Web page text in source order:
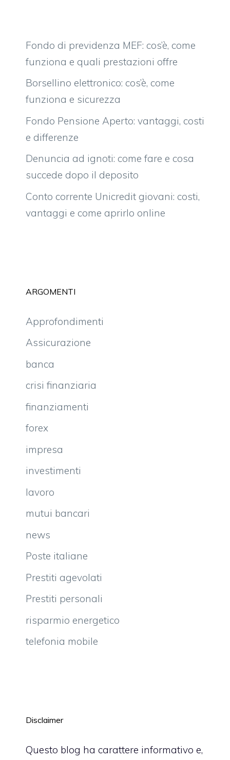
Fondo di previdenza MEF: cos’è, come
funziona e quali prestazioni offre
Borsellino elettronico: cos’è, come
funziona e sicurezza
Fondo Pensione Aperto: vantaggi, costi
e differenze
Denuncia ad ignoti: come fare e cosa
succede dopo il deposito
Conto corrente Unicredit giovani: costi,
vantaggi e come aprirlo online
ARGOMENTI
Approfondimenti
Assicurazione
banca
crisi finanziaria
finanziamenti
forex
impresa
investimenti
lavoro
mutui bancari
news
Poste italiane
Prestiti agevolati
Prestiti personali
risparmio energetico
telefonia mobile
Disclaimer
Questo blog ha carattere informativo e,